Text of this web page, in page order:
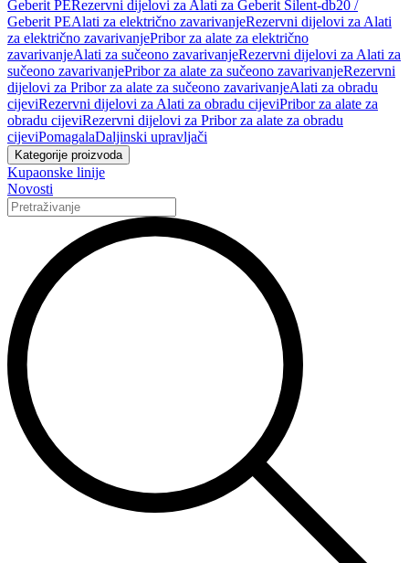
Geberit PERezervni dijelovi za Alati za Geberit Silent-db20 /
Geberit PEAlati za električno zavarivanjeRezervni dijelovi za Alati
za električno zavarivanjePribor za alate za električno
zavarivanjeAlati za sučeono zavarivanjeRezervni dijelovi za Alati za
sučeono zavarivanjePribor za alate za sučeono zavarivanjeRezervni
dijelovi za Pribor za alate za sučeono zavarivanjeAlati za obradu
cijeviRezervni dijelovi za Alati za obradu cijeviPribor za alate za
obradu cijeviRezervni dijelovi za Pribor za alate za obradu
cijeviPomagalaDaljinski upravljači
Kategorije proizvoda
Kupaonske linije
Novosti